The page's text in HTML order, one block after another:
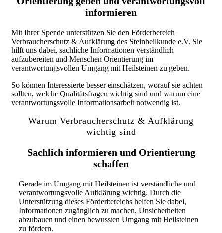
informieren
Mit Ihrer Spende unterstützen Sie den Förderbereich
Verbraucherschutz & Aufklärung des Steinheilkunde e.V. Sie
hilft uns dabei, sachliche Informationen verständlich
aufzubereiten und Menschen Orientierung im
verantwortungsvollen Umgang mit Heilsteinen zu geben.
So können Interessierte besser einschätzen, worauf sie achten
sollten, welche Qualitätsfragen wichtig sind und warum eine
verantwortungsvolle Informationsarbeit notwendig ist.
Warum Verbraucherschutz & Aufklärung
wichtig sind
Sachlich informieren und Orientierung
schaffen
Gerade im Umgang mit Heilsteinen ist verständliche und
verantwortungsvolle Aufklärung wichtig. Durch die
Unterstützung dieses Förderbereichs helfen Sie dabei,
Informationen zugänglich zu machen, Unsicherheiten
abzubauen und einen bewussten Umgang mit Heilsteinen
zu fördern.